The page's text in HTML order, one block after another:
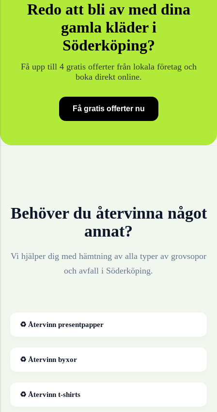
Redo att bli av med dina
gamla kläderi
Söderköping?
Få upp till 4 gratis offerter från lokala företag och
boka direkt online.
Få gratis offerter nu
Behöver du återvinna något
annat?
Vi hjälper dig med hämtning av alla typer av grovsopor
och avfall i Söderköping.
♻ Återvinn presentpapper
♻ Återvinn byxor
♻ Återvinn t-shirts